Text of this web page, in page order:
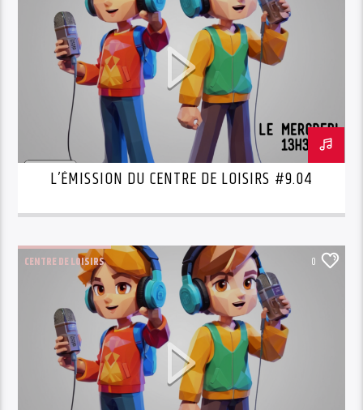
L’ÉMISSION DU CENTRE DE LOISIRS #9.04
CENTRE DE LOISIRS 0